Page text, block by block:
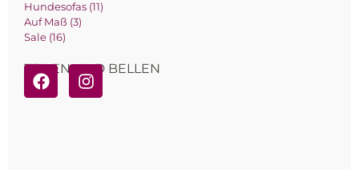
Hundesofas (11)
Auf Maß (3)
Sale (16)
TEILEN UND BELLEN